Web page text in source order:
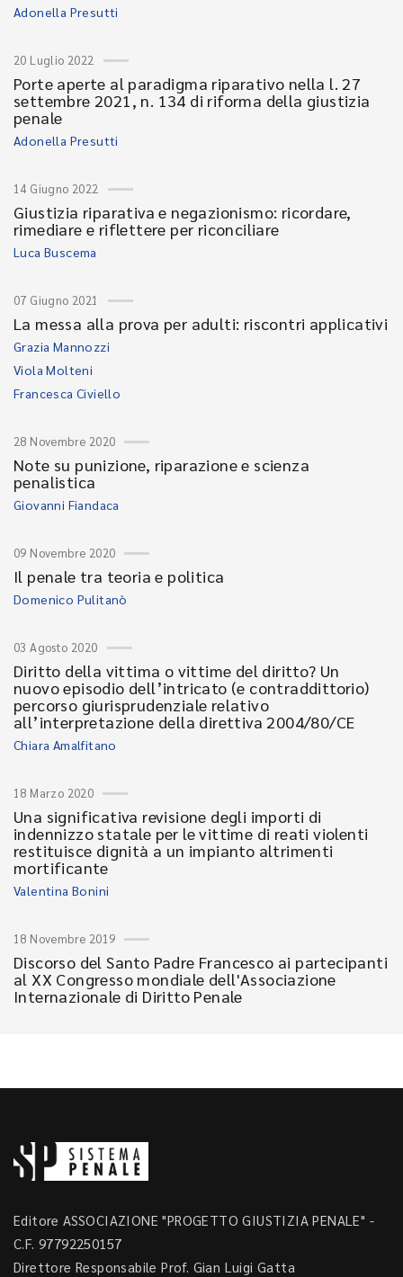
Adonella Presutti
20 Luglio 2022
Porte aperte al paradigma riparativo nella l. 27
settembre 2021, n. 134 di riforma della giustizia
penale
Adonella Presutti
14 Giugno 2022
Giustizia riparativa e negazionismo: ricordare,
rimediare e riflettere per riconciliare
Luca Buscema
07 Giugno 2021
La messa alla prova per adulti: riscontri applicativi
Grazia Mannozzi
Viola Molteni
Francesca Civiello
28 Novembre 2020
Note su punizione, riparazione e scienza
penalistica
Giovanni Fiandaca
09 Novembre 2020
Il penale tra teoria e politica
Domenico Pulitanò
03 Agosto 2020
Diritto della vittima o vittime del diritto? Un
nuovo episodio dell’intricato (e contraddittorio)
percorso giurisprudenziale relativo
all’interpretazione della direttiva 2004/80/CE
Chiara Amalfitano
18 Marzo 2020
Una significativa revisione degli importi di
indennizzo statale per le vittime di reati violenti
restituisce dignità a un impianto altrimenti
mortificante
Valentina Bonini
18 Novembre 2019
Discorso del Santo Padre Francesco ai partecipanti
al XX Congresso mondiale dell'Associazione
Internazionale di Diritto Penale
Editore ASSOCIAZIONE "PROGETTO GIUSTIZIA PENALE" -
C.F. 97792250157
Direttore Responsabile Prof. Gian Luigi Gatta